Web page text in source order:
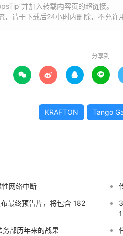
并加入转载内容页的超链接。
，请于下载后24小时内删除，不允许
分享到
   
KRAFTON Tango
网络中断
最终预告片，将包含 182
务部历年来的战果